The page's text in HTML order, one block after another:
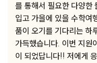
를 통해서 필요한 다양한
입고 가을에 있을 수학여
품이 오기를 기다리는 하
가득했습니다. 이번 지원
이 되었답니다!! 저에게